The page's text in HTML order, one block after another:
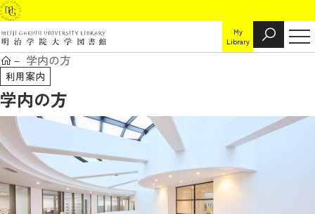
My
Library
学内の方
利用案内
学内の方